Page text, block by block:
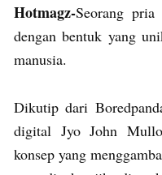
Hotmagz-Seorang
dengan bentuk yang
manusia.
Dikutip dari
digital Jyo John
konsep yang